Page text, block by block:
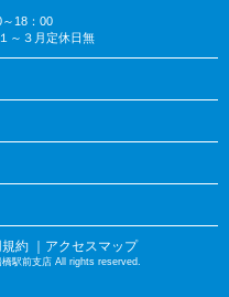
18：00
～３月定休日無
約 ｜アクセスマップ
駅前支店 All rights reserved.